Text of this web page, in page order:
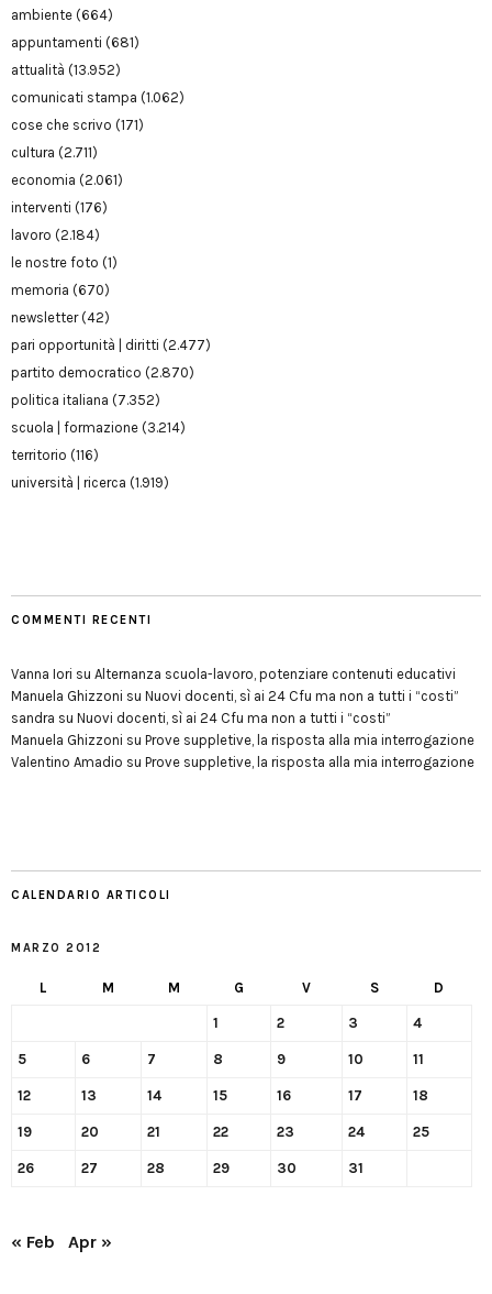
ambiente (664)
appuntamenti (681)
attualità (13.952)
comunicati stampa (1.062)
cose che scrivo (171)
cultura (2.711)
economia (2.061)
interventi (176)
lavoro (2.184)
le nostre foto (1)
memoria (670)
newsletter(42)
pari opportunità | diritti (2.477)
partito democratico (2.870)
politica italiana (7.352)
scuola | formazione (3.214)
territorio (116)
università | ricerca (1.919)
COMMENTI RECENTI
Vanna Iori su Alternanza scuola-lavoro, potenziare contenuti educativi
Manuela Ghizzoni su Nuovi docenti, sì ai 24 Cfu ma non a tutti i “costi”
sandra su Nuovi docenti, sì ai 24 Cfu ma non a tutti i “costi”
Manuela Ghizzoni su Prove suppletive, la risposta alla mia interrogazione
Valentino Amadio su Prove suppletive, la risposta alla mia interrogazione
CALENDARIO ARTICOLI
MARZO 2012
L M M G V S D
1 2 3 4
5 6 7 8 9 10 11
12 13 14 15 16 17 18
19 20 21 22 23 24 25
26 27 28 29 30 31
« Feb Apr »